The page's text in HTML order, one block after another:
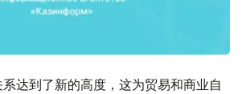
达到了新的高度，这为贸易和商业自